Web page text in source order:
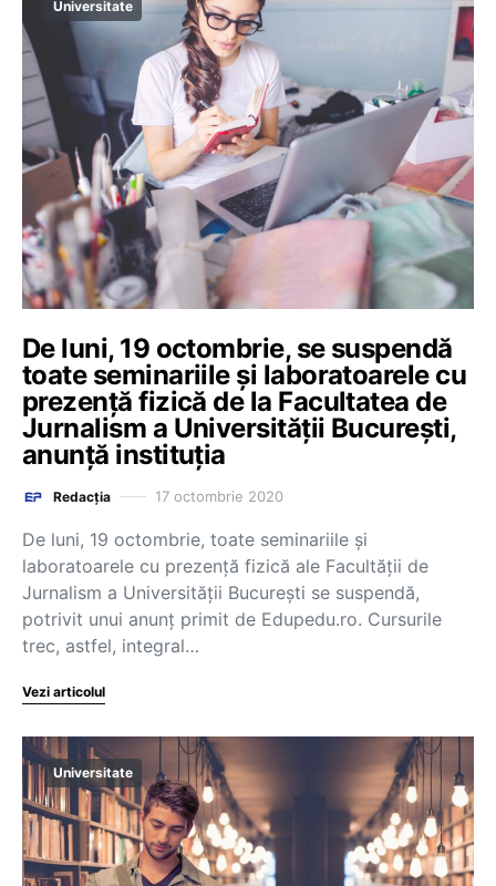
Universitate
De luni, 19 octombrie, se suspendă
toate seminariile și laboratoarele cu
prezență fizică de la Facultatea de
Jurnalism a Universității București,
anunță instituția
Redacția 17 octombrie 2020
De luni, 19 octombrie, toate seminariile și
laboratoarele cu prezență fizică ale Facultății de
Jurnalism a Universității București se suspendă,
potrivit unui anunț primit de Edupedu.ro. Cursurile
trec, astfel, integral…
Vezi articolul
Universitate